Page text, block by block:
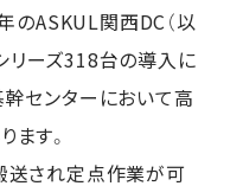
のASKUL関西DC（以
リーズ318台の導入に
センターにおいて高
ます。
送され定点作業が可